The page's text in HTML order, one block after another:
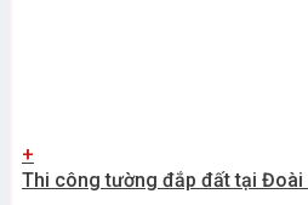
+
Thi công tường đắp đất tại